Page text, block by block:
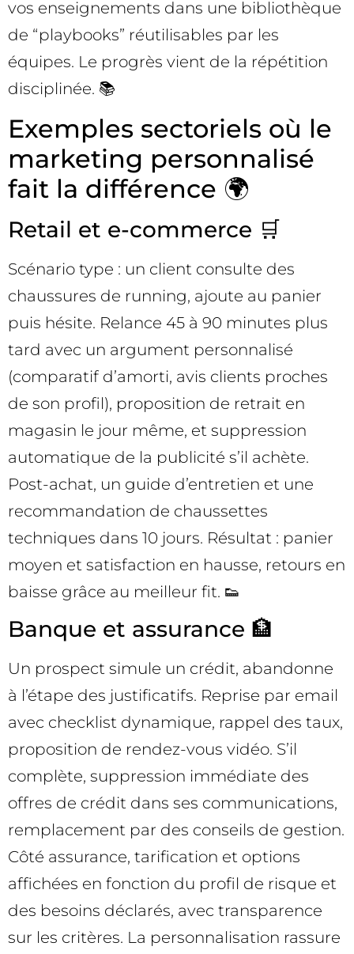
vos enseignements dans une bibliothèque
de “playbooks” réutilisables par les
équipes. Le progrès vient de la répétition
disciplinée. 📚
Exemples sectoriels où le
marketing personnalisé
fait la différence 🌍
Retail et e-commerce 🛒
Scénario type : un client consulte des
chaussures de running, ajoute au panier
puis hésite. Relance 45 à 90 minutes plus
tard avec un argument personnalisé
(comparatif d’amorti, avis clients proches
de son profil), proposition de retrait en
magasin le jour même, et suppression
automatique de la publicité s’il achète.
Post-achat, un guide d’entretien et une
recommandation de chaussettes
techniques dans 10 jours. Résultat : panier
moyen et satisfaction en hausse, retours en
baisse grâce au meilleur fit. 👟
Banque et assurance 🏦
Un prospect simule un crédit, abandonne
à l’étape des justificatifs. Reprise par email
avec checklist dynamique, rappel des taux,
proposition de rendez-vous vidéo. S’il
complète, suppression immédiate des
offres de crédit dans ses communications,
remplacement par des conseils de gestion.
Côté assurance, tarification et options
affichées en fonction du profil de risque et
des besoins déclarés, avec transparence
sur les critères. La personnalisation rassure